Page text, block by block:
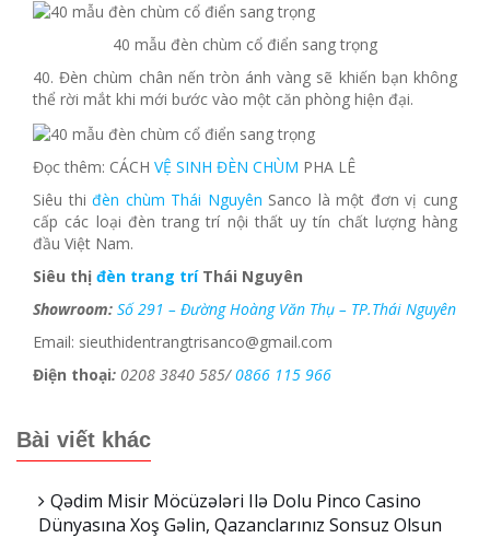
40 mẫu đèn chùm cổ điển sang trọng
40. Đèn chùm chân nến tròn ánh vàng sẽ khiến bạn không
thể rời mắt khi mới bước vào một căn phòng hiện đại.
Đọc thêm: CÁCH VỆ SINH ĐÈN CHÙM PHA LÊ
Siêu thiđèn chùm Thái Nguyên Sanco là một đơn vị cung
cấp các loại đèn trang trí nội thất uy tín chất lượng hàng
đầu Việt Nam.
Siêu thị đèn trang tríThái Nguyên
Showroom: Số 291 – Đường Hoàng Văn Thụ – TP.Thái Nguyên
Email: sieuthidentrangtrisanco@gmail.com
Điện thoại: 0208 3840 585/0866 115 966
Bài viết khác
Qədim Misir Möcüzələri Ilə Dolu Pinco Casino
Dünyasına Xoş Gəlin, Qazanclarınız Sonsuz Olsun